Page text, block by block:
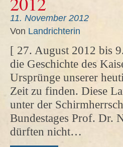
11. November 2012
Von Landrichterin
[ 27. August 2012 bis
die Geschichte des
Ursprünge unserer
Zeit zu finden. Diese
unter der
Bundestages Prof. Dr.
dürften nicht…